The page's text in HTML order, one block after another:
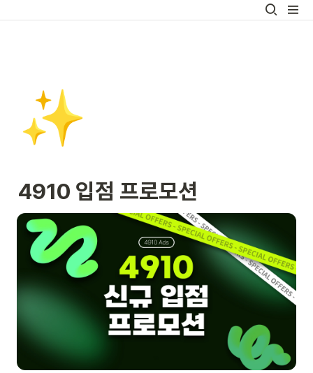
✨
4910 입점 프로모션